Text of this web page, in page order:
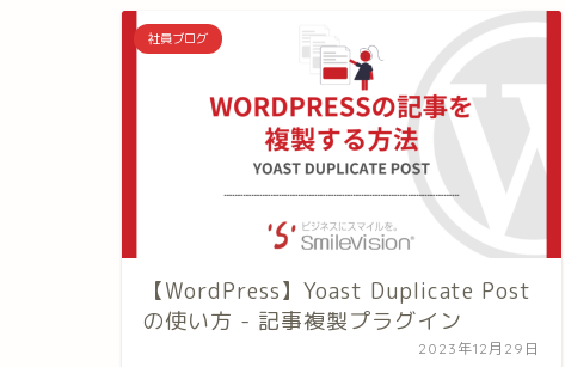
社員ブログ
【WordPress】Yoast Duplicate Post
の使い方 - 記事複製プラグイン
2023年12月29日